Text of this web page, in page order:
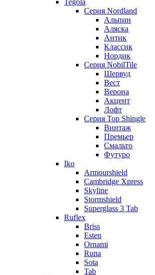
Серия Nordland
Альпин
Аляска
Антик
Классик
Нордик
Серия NobilTile
Шервуд
Вест
Верона
Акцент
Лофт
Серия Top Shingle
Винтаж
Премьер
Смальто
Футуро
Iko
Armourshield
Cambridge Xpress
Skyline
Stormshield
Superglass 3 Tab
Ruflex
Briss
Esten
Ornami
Runa
Sota
Tab